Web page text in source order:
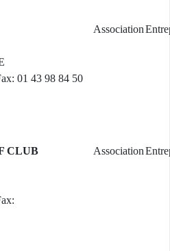
01 43 98 84 50
Association
CLUB
Association